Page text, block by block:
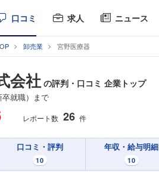
口コミ 求人 ニュース
卸売業 宮野医療器
会社 の評判・口コミ 企業トップ
就職）まで
レポート数 26 件
口コミ・評判
10
年収・給与明細
10